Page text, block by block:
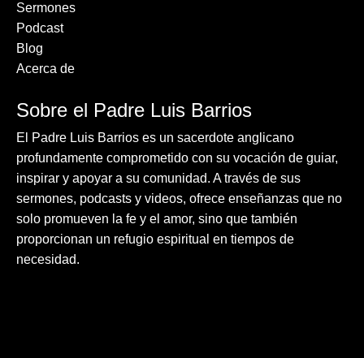
Sermones
Podcast
Blog
Acerca de
Sobre el Padre Luis Barrios
El Padre Luis Barrios es un sacerdote anglicano
profundamente comprometido con su vocación de guiar,
inspirar y apoyar a su comunidad. A través de sus
sermones, podcasts y videos, ofrece enseñanzas que no
solo promueven la fe y el amor, sino que también
proporcionan un refugio espiritual en tiempos de
necesidad.